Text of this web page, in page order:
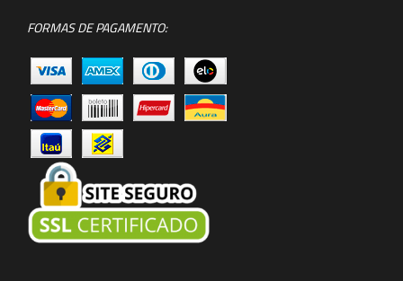
FORMAS DE PAGAMENTO: